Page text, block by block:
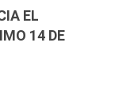
EL
14 DE